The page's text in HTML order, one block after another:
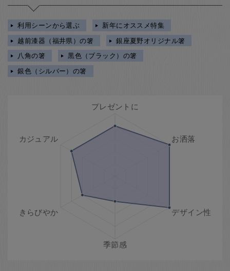
利用シーンから選ぶ
新年にオススメ特集
越前漆器（福井県）の箸
銀座夏野オリジナル箸
八角の箸
黒色（ブラック）の箸
銀色（シルバー）の箸